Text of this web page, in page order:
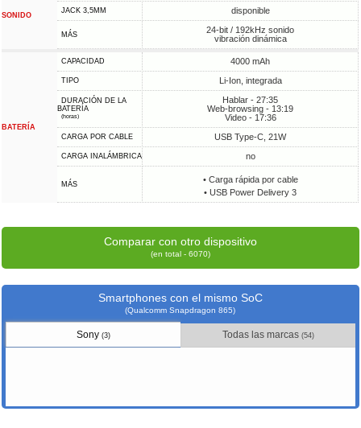
SONIDO
JACK 3,5MM disponible
MÁS
24-bit / 192kHz sonido
vibración dinámica
BATERÍA
CAPACIDAD 4000 mAh
TIPO Li-Ion, integrada
DURACIÓN DE LA
BATERÍA
(horas)
Hablar - 27:35
Web-browsing - 13:19
Video - 17:36
CARGA POR CABLE USB Type-C, 21W
CARGA INALÁMBRICA no
MÁS
• Carga rápida por cable
• USB Power Delivery 3
Comparar con otro dispositivo
(en total - 6070)
Smartphones con el mismo SoC
(Qualcomm Snapdragon 865)
Sony (3) Todas las marcas (54)